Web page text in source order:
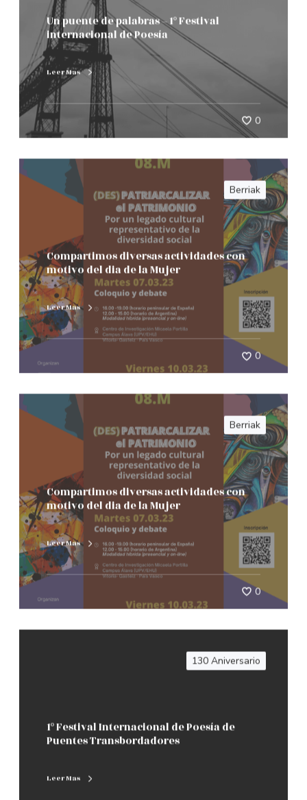
Un puente de palabras – 1º Festival
internacional de Poesía
Leer Mas
0
Berriak
Compartimos diversas actividades con
motivo del dia de la Mujer
Leer Mas
0
Berriak
Compartimos diversas actividades con
motivo del dia de la Mujer
Leer Mas
0
130 Aniversario
Puentes Transbordadores